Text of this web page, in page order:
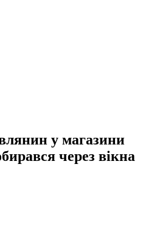
у магазини
через вікна